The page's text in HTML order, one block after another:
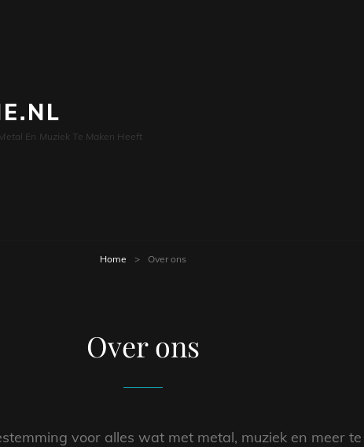
En Muziek Te Maken Heeft
Home > Over ons
Over ons
voor alles wat met metal, muziek en meer